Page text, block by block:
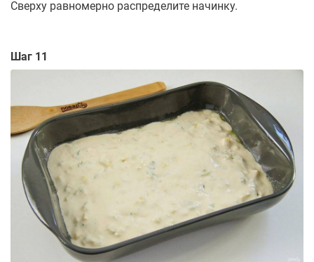
Сверху равномерно распределите начинку.
Шаг 11